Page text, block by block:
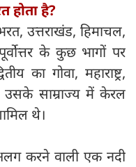
होता है?
उत्तराखंड, हिमाचल,
के कुछ भागों पर
का गोवा, महाराष्ट्र,
उसके साम्राज्य में केरल
थे।
करने वाली एक नदी